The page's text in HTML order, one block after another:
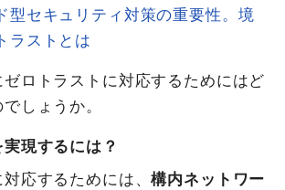
型セキュリティ対策の重要性。境
ラストとは
ロトラストに対応するためにはど
しょうか。
現するには？
応するためには、構内ネットワー